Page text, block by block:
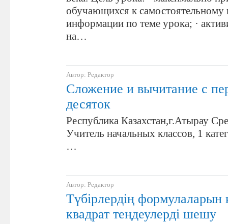
обучающихся к
информации по теме урока; ·
на…
Автор: Редактор
Сложение и вычитание с
десяток
Республика Казахстан,г.Атырау
Учитель начальных классов, 1
…
Автор: Редактор
Түбірлердің формулаларын
квадрат теңдеулерді шешу